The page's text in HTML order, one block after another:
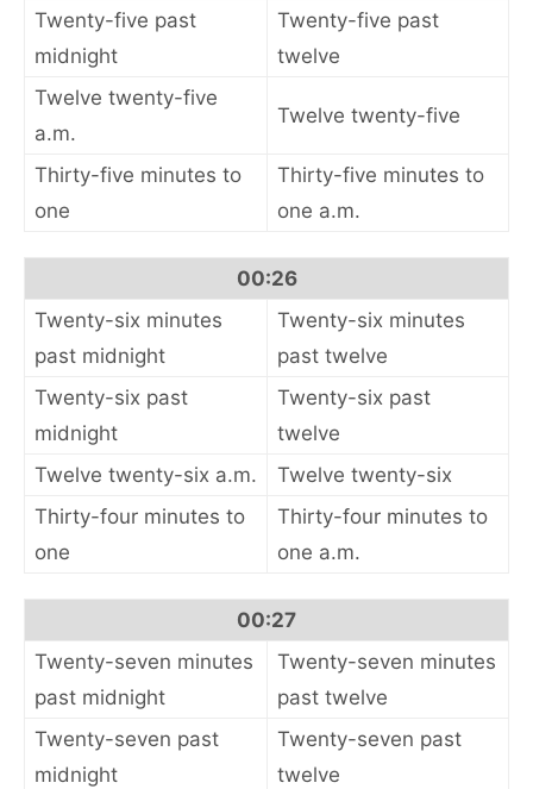
Twenty-five past
midnight
Twenty-five past
twelve
Twelve twenty-five
a.m.
Twelve twenty-five
Thirty-five minutes to
one
Thirty-five minutes to
one a.m.
00:26
Twenty-six minutes
past midnight
Twenty-six minutes
past twelve
Twenty-six past
midnight
Twenty-six past
twelve
Twelve twenty-six a.m.
Twelve twenty-six
Thirty-four minutes to
one
Thirty-four minutes to
one a.m.
00:27
Twenty-seven minutes
past midnight
Twenty-seven minutes
past twelve
Twenty-seven past
midnight
Twenty-seven past
twelve